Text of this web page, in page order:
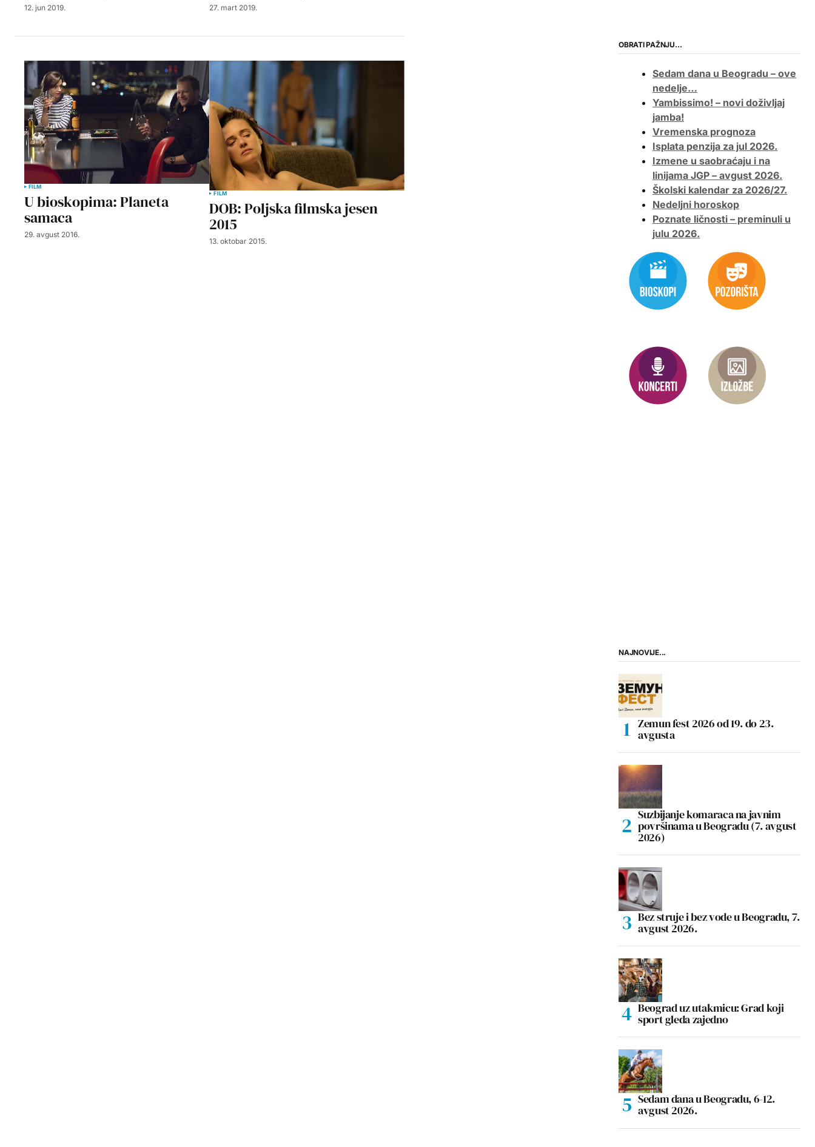
12. jun 2019. 27. mart 2019.
FILM
U bioskopima: Planeta
samaca
29. avgust 2016.
FILM
DOB: Poljska filmska jesen
2015
13. oktobar 2015.
OBRATI PAŽNJU…
Sedam dana u Beogradu – ove
nedelje…
Yambissimo! – novi doživljaj
jamba!
Vremenska prognoza
Isplata penzija za jul 2026.
Izmene u saobraćaju i na
linijama JGP – avgust 2026.
Školski kalendar za 2026/27.
Nedeljni horoskop
Poznate ličnosti – preminuli u
julu 2026.
NAJNOVIJE...
Zemun fest 2026 od 19. do 23.
avgusta
Suzbijanje komaraca na javnim
površinama u Beogradu (7. avgust
2026)
Bez struje i bez vode u Beogradu, 7.
avgust 2026.
Beograd uz utakmicu: Grad koji
sport gleda zajedno
Sedam dana u Beogradu, 6-12.
avgust 2026.